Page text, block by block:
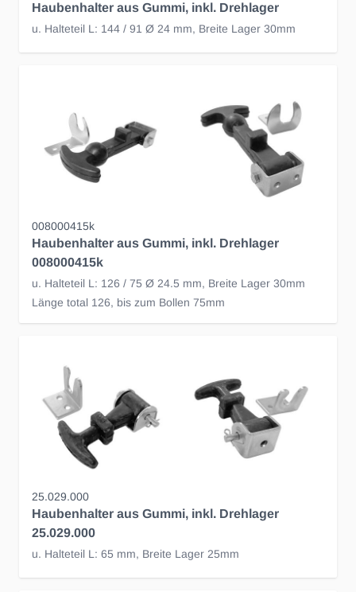
Haubenhalter aus Gummi, inkl. Drehlager
u. Halteteil L: 144 / 91 Ø 24 mm, Breite Lager 30mm
008000415k
Haubenhalter aus Gummi, inkl. Drehlager
008000415k
u. Halteteil L: 126 / 75 Ø 24.5 mm, Breite Lager 30mm
Länge total 126, bis zum Bollen 75mm
25.029.000
Haubenhalter aus Gummi, inkl. Drehlager
25.029.000
u. Halteteil L: 65 mm, Breite Lager 25mm